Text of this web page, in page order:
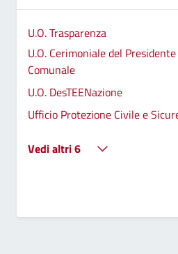
U.O. Trasparenza
U.O. Cerimoniale del
Comunale
U.O. DesTEENazione
Ufficio Protezione Civile e
Vedi altri 6